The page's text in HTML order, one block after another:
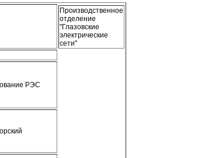
Производственное
отделение
"Глазовские
электрические
сети"
РЭС